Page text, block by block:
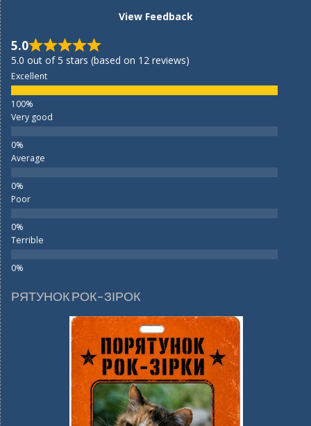
View Feedback
5.0
5.0 out of 5 stars (based on 12 reviews)
Excellent
Very good
Average
Poor
Terrible
РЯТУНОК РОК-ЗІРОК